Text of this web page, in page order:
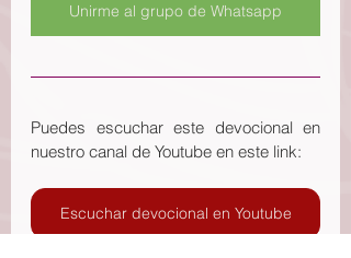
Unirme al grupo de Whatsapp
Puedes escuchar este devocional en
nuestro canal de Youtube en este link:
Escuchar devocional en Youtube